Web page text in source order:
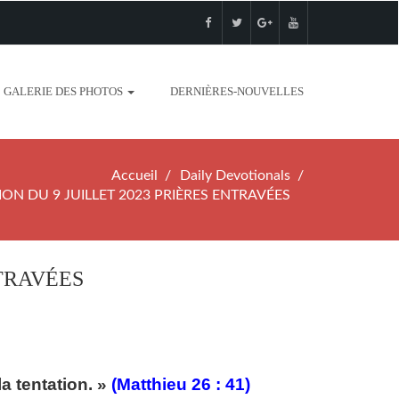
GALERIE DES PHOTOS DERNIÈRES-NOUVELLES
Accueil
Daily Devotionals
DU 9 JUILLET 2023 PRIÈRES ENTRAVÉES
tentation. » (Matthieu 26 : 41)